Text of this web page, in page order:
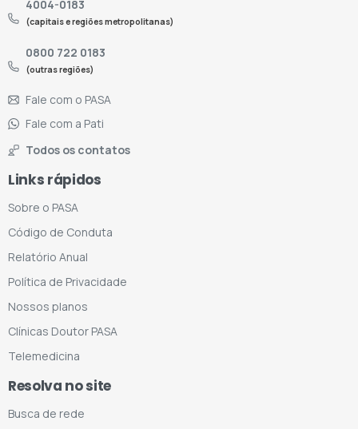
4004-0183
(capitais e regiões metropolitanas)
0800 722 0183
(outras regiões)
Fale com o PASA
Fale com a Pati
Todos os contatos
Links rápidos
Sobre o PASA
Código de Conduta
Relatório Anual
Política de Privacidade
Nossos planos
Clínicas Doutor PASA
Telemedicina
Resolva no site
Busca de rede